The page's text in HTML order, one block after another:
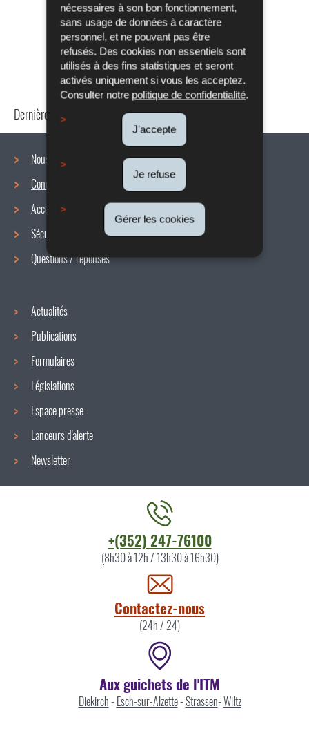
nécessaires à son bon fonctionnement,
sans usage de données à caractère
personnel, et ne pouvant pas être
refusés. Des cookies non essentiels sont
utilisés à des fins statistiques et seront
activés uniquement si vous les acceptez.
Consulter notre politique de confidentialité.
J'accepte
Je refuse
Gérer les cookies
Dernière mise à jour 24/04/2024
Menu
de
navigation
Nous connaître
Conditions de travail
Accords collectifs
Sécurité / Santé au travail
Questions / réponses
Actualités
Publications
Formulaires
Législations
Espace presse
Lanceurs d'alerte
Newsletter
+(352) 247-76100
(8h30 à 12h / 13h30 à 16h30)
Contactez-nous
(24h / 24)
Aux guichets de l'ITM
Diekirch- Esch-sur-Alzette-Strassen-Wiltz